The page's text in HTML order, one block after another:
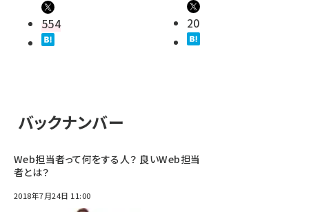
554
20
バックナンバー
Web担当者って何をする人？ 良いWeb担当
者とは？
2018年7月24日 11:00